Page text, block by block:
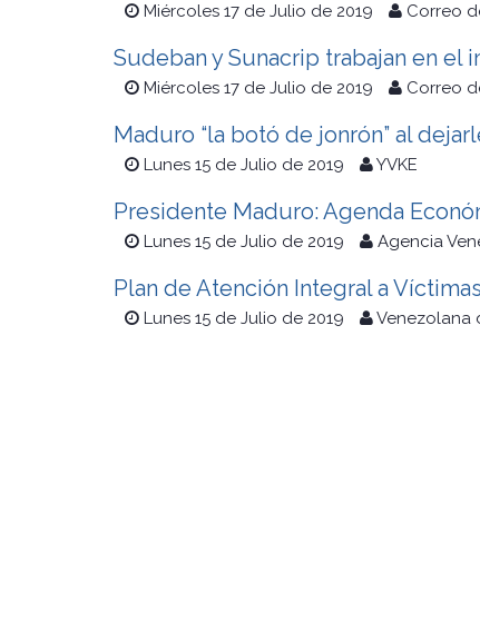
Miércoles 17 de Julio de 2019 Correo
Sudeban y Sunacrip trabajan en
Miércoles 17 de Julio de 2019 Correo
Maduro “la botó de jonrón” al
Lunes 15 de Julio de 2019 YVKE
Presidente Maduro: Agenda
Lunes 15 de Julio de 2019 Agencia
Plan de Atención Integral a
Lunes 15 de Julio de 2019 Venezolana